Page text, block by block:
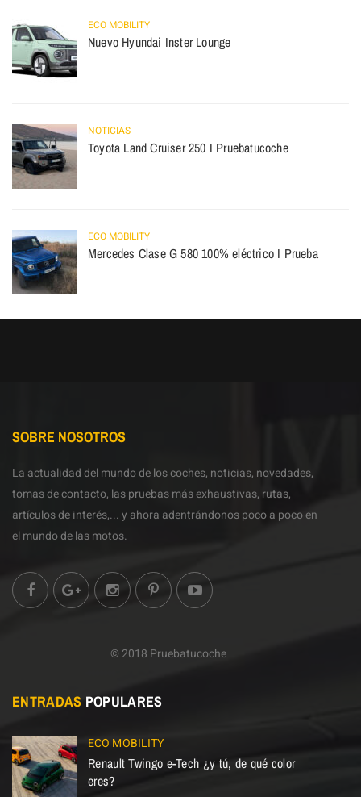
ECO MOBILITY
Nuevo Hyundai Inster Lounge
NOTICIAS
Toyota Land Cruiser 250 I Pruebatucoche
ECO MOBILITY
Mercedes Clase G 580 100% eléctrico I Prueba
SOBRE NOSOTROS
La actualidad del mundo de los coches, noticias, novedades,
tomas de contacto, las pruebas más exhaustivas, rutas,
artículos de interés,... y ahora adentrándonos poco a poco en
el mundo de las motos.
© 2018 Pruebatucoche
ENTRADAS POPULARES
ECO MOBILITY
Renault Twingo e-Tech ¿y tú, de qué color
eres?